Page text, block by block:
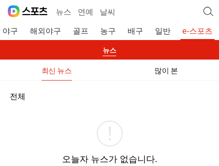
뉴스 연예 날씨
야구 해외야구 골프 농구 배구 일반 e-스포츠
뉴스
최신 뉴스 많이 본
전체
오늘자 뉴스가 없습니다.